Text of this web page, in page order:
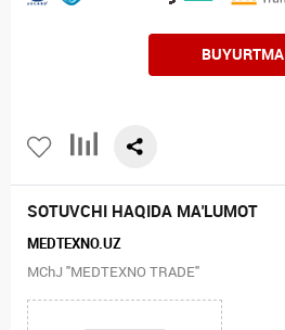
BUYURTMA
SOTUVCHI HAQIDA MA'LUMOT
MEDTEXNO.UZ
MChJ "MEDTEXNO TRADE"